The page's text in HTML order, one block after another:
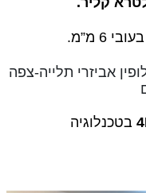
6 מ”מ.
אביזרי תלייה-צפה
בטכנלוגיה